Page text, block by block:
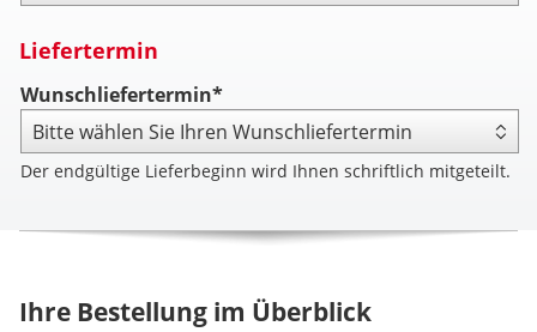
Liefertermin
Wunschliefertermin*
Der endgültige Lieferbeginn wird Ihnen schriftlich mitgeteilt.
Ihre Bestellung im Überblick